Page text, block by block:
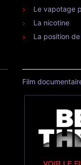
Le vapotage
La nicotine
La position
Film